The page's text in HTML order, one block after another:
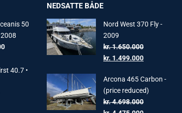
50
40.7 •
NEDSATTE BÅDE
Nord West 370 Fly -
2009
kr.1.650.000
Original
was:
kr. 1.650.000.
kr. 1.499.000Current
is:
kr. 1.499.000.
Arcona 465 Carbon -
(price reduced)
kr.4.698.000